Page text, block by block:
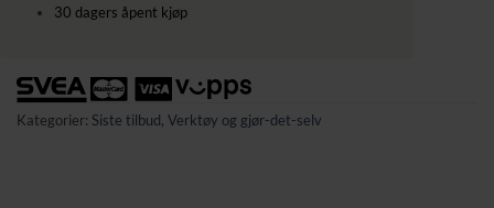
30 dagers åpent kjøp
Kategorier: Siste tilbud, Verktøy og gjør-det-selv